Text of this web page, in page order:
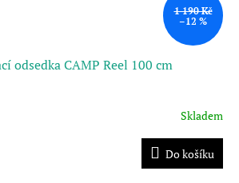
1 190 Kč
–12 %
odsedka CAMP Reel 100 cm
Skladem
Do košíku